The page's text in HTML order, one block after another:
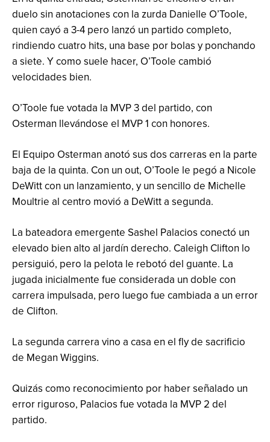
duelo sin anotaciones con la zurda Danielle O’Toole,
quien cayó a 3-4 pero lanzó un partido completo,
rindiendo cuatro hits, una base por bolas y ponchando
a siete. Y como suele hacer, O’Toole cambió
velocidades bien.
O’Toole fue votada la MVP 3 del partido, con
Osterman llevándose el MVP 1 con honores.
El Equipo Osterman anotó sus dos carreras en la parte
baja de la quinta. Con un out, O’Toole le pegó a Nicole
DeWitt con un lanzamiento, y un sencillo de Michelle
Moultrie al centro movió a DeWitt a segunda.
La bateadora emergente Sashel Palacios conectó un
elevado bien alto al jardín derecho. Caleigh Clifton lo
persiguió, pero la pelota le rebotó del guante. La
jugada inicialmente fue considerada un doble con
carrera impulsada, pero luego fue cambiada a un error
de Clifton.
La segunda carrera vino a casa en el fly de sacrificio
de Megan Wiggins.
Quizás como reconocimiento por haber señalado un
error riguroso, Palacios fue votada la MVP 2 del
partido.